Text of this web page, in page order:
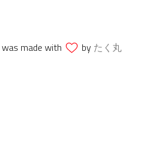
was made with by たく丸